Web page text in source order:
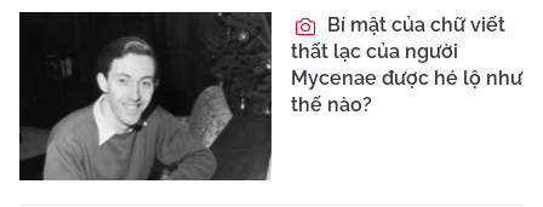
Bí mật của chữ viết
thất lạc của người
Mycenae được hé lộ như
thế nào?